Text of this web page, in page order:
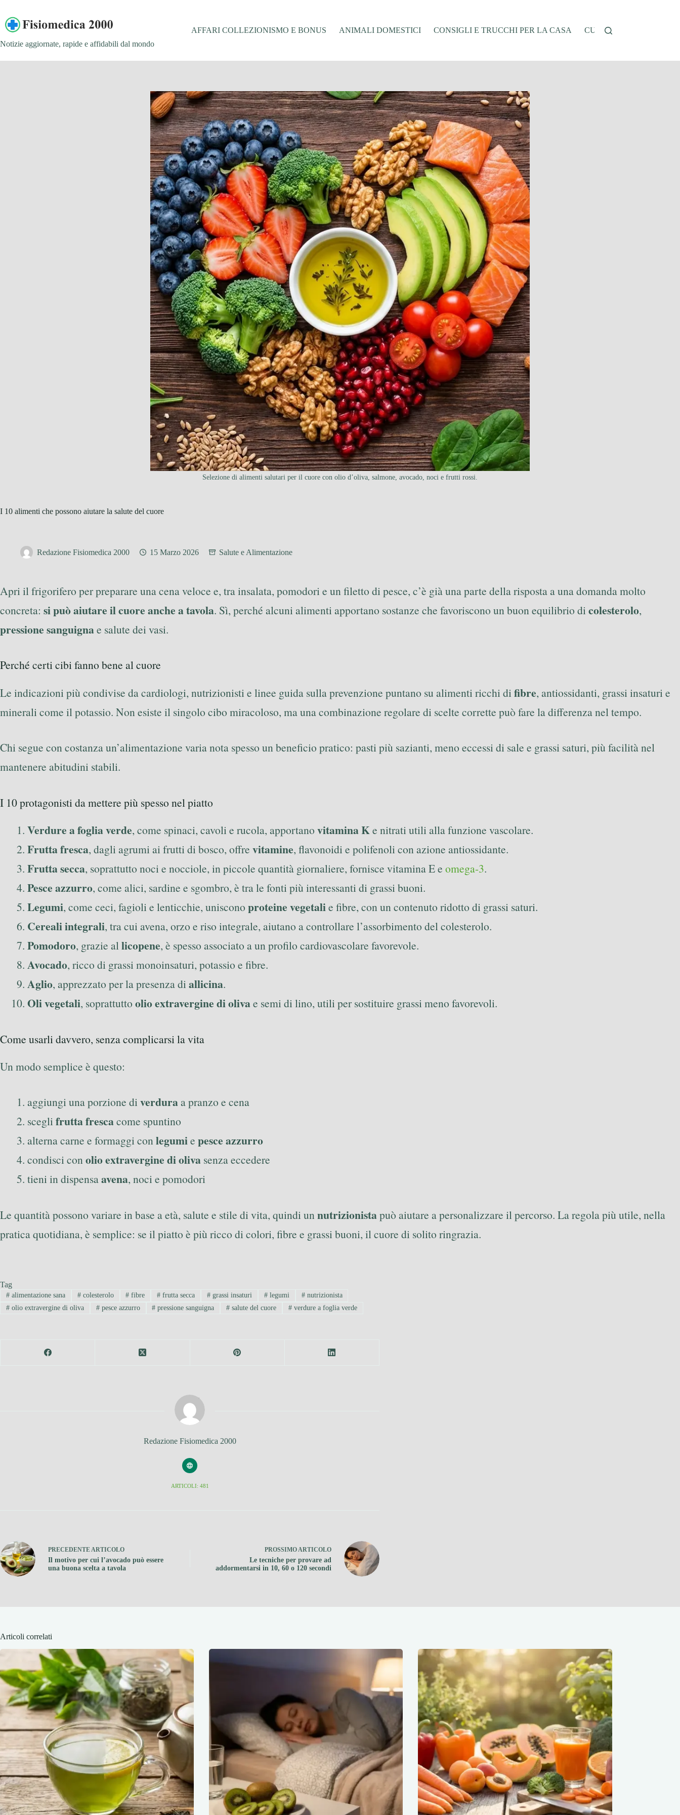
contenuto
Notizie aggiornate, rapide e affidabili dal mondo
AFFARI COLLEZIONISMO E BONUS ANIMALI DOMESTICI CONSIGLI E TRUCCHI PER LA CASA CUCINA E RICETTE
Selezione di alimenti salutari per il cuore con olio d’oliva, salmone, avocado, noci e frutti rossi.
I 10 alimenti che possono aiutare la salute del cuore
Redazione Fisiomedica 2000 15 Marzo 2026 Salute e Alimentazione
Apri il frigorifero per preparare una cena veloce e, tra insalata, pomodori e un filetto di pesce, c’è già una parte della risposta a una domanda molto
concreta: si può aiutare il cuore anche a tavola. Sì, perché alcuni alimenti apportano sostanze che favoriscono un buon equilibrio dicolesterolo,
pressione sanguignae salute dei vasi.
Perché certi cibi fanno bene al cuore
Le indicazioni più condivise da cardiologi, nutrizionisti e linee guida sulla prevenzione puntano su alimenti ricchi difibre, antiossidanti, grassi insaturi e
minerali come il potassio. Non esiste il singolo cibo miracoloso, ma una combinazione regolare di scelte corrette può fare la differenza nel tempo.
Chi segue con costanza un’alimentazione varia nota spesso un beneficio pratico: pasti più sazianti, meno eccessi di sale e grassi saturi, più facilità nel
mantenere abitudini stabili.
I 10 protagonisti da mettere più spesso nel piatto
Verdure a foglia verde, come spinaci, cavoli e rucola, apportano vitamina Ke nitrati utili alla funzione vascolare.
Frutta fresca, dagli agrumi ai frutti di bosco, offre vitamine, flavonoidi e polifenoli con azione antiossidante.
Frutta secca, soprattutto noci e nocciole, in piccole quantità giornaliere, fornisce vitamina E e omega-3.
Pesce azzurro, come alici, sardine e sgombro, è tra le fonti più interessanti di grassi buoni.
Legumi, come ceci, fagioli e lenticchie, uniscono proteine vegetalie fibre, con un contenuto ridotto di grassi saturi.
Cereali integrali, tra cui avena, orzo e riso integrale, aiutano a controllare l’assorbimento del colesterolo.
Pomodoro, grazie allicopene, è spesso associato a un profilo cardiovascolare favorevole.
Avocado, ricco di grassi monoinsaturi, potassio e fibre.
Aglio, apprezzato per la presenza diallicina.
Oli vegetali, soprattutto olio extravergine di olivae semi di lino, utili per sostituire grassi meno favorevoli.
Come usarli davvero, senza complicarsi la vita
Un modo semplice è questo:
aggiungi una porzione diverduraa pranzo e cena
sceglifrutta frescacome spuntino
alterna carne e formaggi conlegumie pesce azzurro
condisci conolio extravergine di oliva senza eccedere
tieni in dispensaavena, noci e pomodori
Le quantità possono variare in base a età, salute e stile di vita, quindi un nutrizionistapuò aiutare a personalizzare il percorso. La regola più utile, nella
pratica quotidiana, è semplice: se il piatto è più ricco di colori, fibre e grassi buoni, il cuore di solito ringrazia.
Tag
#alimentazione sana #colesterolo # fibre # frutta secca # grassi insaturi #legumi #nutrizionista
#olio extravergine di oliva #pesce azzurro # pressione sanguigna # salute del cuore # verdure a foglia verde
Redazione Fisiomedica 2000
ARTICOLI: 481
PRECEDENTEARTICOLO
Il motivo per cui l’avocado può essere
una buona scelta a tavola
PROSSIMOARTICOLO
Le tecniche per provare ad
addormentarsi in 10, 60 o 120 secondi
Articoli correlati